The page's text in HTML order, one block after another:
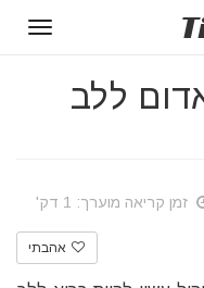
ללב
זמן קריאה מוערך: 1 דק'
אהבתי